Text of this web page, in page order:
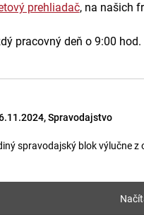
prehliadač, na našich
pracovný deň o 9:00 hod.
Spravodajstvo
spravodajský blok výlučne